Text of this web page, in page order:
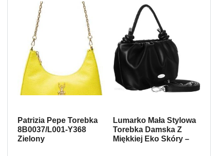
Patrizia Pepe Torebka
8B0037/L001-Y368
Zielony
Lumarko Mała Stylowa
Torebka Damska Z
Miękkiej Eko Skóry –